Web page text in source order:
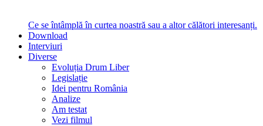
Ce se întâmplă în curtea noastră sau a altor călători interesanți.
Download
Interviuri
Diverse
Evoluția Drum Liber
Legislație
Idei pentru România
Analize
Am testat
Vezi filmul